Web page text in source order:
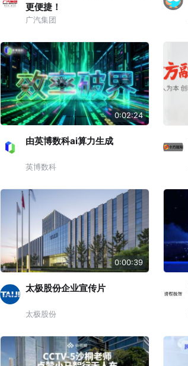
更便捷！
广汽集团
0:02:24
由英博数科ai算力生成
英博数科
0:00:39
太极股份企业宣传片
太极股份